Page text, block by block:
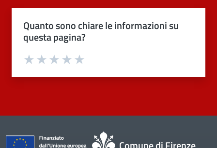
Quanto sono chiare le informazioni su
questa pagina?
Valuta 4 stelle su 5
Valuta 3 stelle su 5
Valuta 2 stelle su 5
Valuta 1 stelle su 5